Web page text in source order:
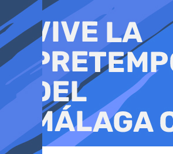
al
contenido